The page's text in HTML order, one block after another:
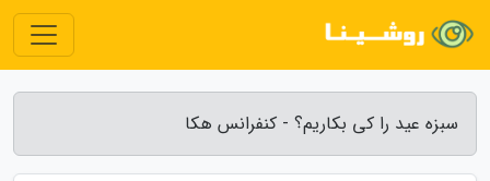
سبزه عید را کی بکاریم؟ - کنفرانس هکا